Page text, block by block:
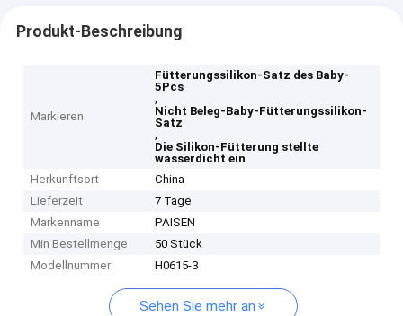
Produkt-Beschreibung
Markieren
Fütterungssilikon-Satz des Baby-
5Pcs
,
Nicht Beleg-Baby-Fütterungssilikon-
Satz
,
Die Silikon-Fütterung stellte
wasserdicht ein
Herkunftsort
China
Lieferzeit
7 Tage
Markenname
PAISEN
Min Bestellmenge
50 Stück
Modellnummer
H0615-3
Sehen Sie mehr an